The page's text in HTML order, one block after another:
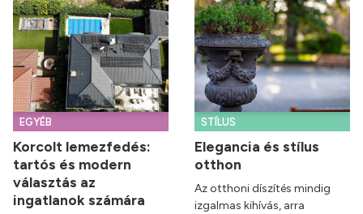
EGYÉB
Korcolt lemezfedés:
tartós és modern
választás az
ingatlanok számára
STÍLUS
Elegancia és stílus
otthon
Az otthoni díszítés mindig
izgalmas kihívás, arra